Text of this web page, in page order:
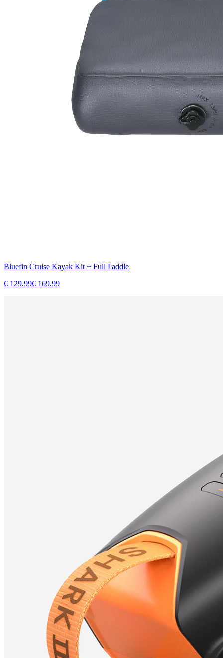
Bluefin Cruise Kayak Kit + Full Paddle
€ 129.99€ 169.99